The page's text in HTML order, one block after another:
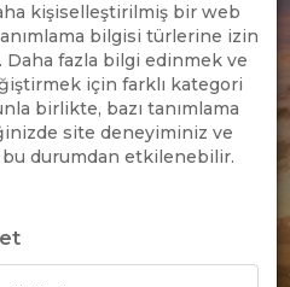
kişiselleştirilmiş bir web
bilgisi türlerine izin
fazla bilgi edinmek ve
için farklı kategori
birlikte, bazı tanımlama
site deneyiminiz ve
durumdan etkilenebilir.